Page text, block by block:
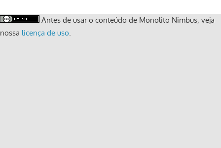
Antes de usar o conteúdo de Monolito Nimbus, veja
nossa licença de uso.